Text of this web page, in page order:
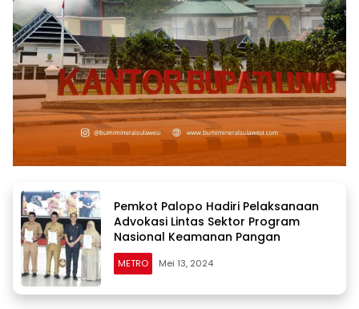
Pemkot Palopo Hadiri Pelaksanaan
Advokasi Lintas Sektor Program
Nasional Keamanan Pangan
METRO Mei 13, 2024